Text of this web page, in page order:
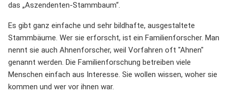
das „Aszendenten-Stammbaum“.
Es gibt ganz einfache und sehr bildhafte, ausgestaltete
Stammbäume. Wer sie erforscht, ist ein Familienforscher. Man
nennt sie auch Ahnenforscher, weil Vorfahren oft "Ahnen"
genannt werden. Die Familienforschung betreiben viele
Menschen einfach aus Interesse. Sie wollen wissen, woher sie
kommen und wer vor ihnen war.